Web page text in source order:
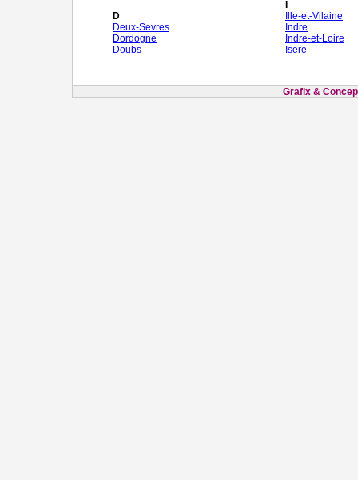
D
Deux-Sevres
Dordogne
Doubs
Ille-et-Vilaine
Indre
Indre-et-Loire
Isere
Grafix &